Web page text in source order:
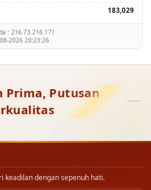
183,029
: 216.73.216.171
2026 20:23:26
Prima, Putusan
keadilan dengan sepenuh hati.